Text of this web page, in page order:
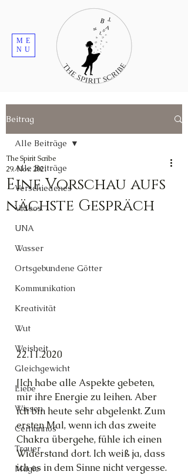
ME
NU
Beitrag
Alle Beiträge
Verschiedenes
Videos
UNA
Wasser
Ortsgebundene Götter
Kommunikation
Kreativität
Wut
Weisheit
Gleichgewicht
Liebe
Wissen
Cernunnos
Trauer
Magie
Alle Beiträge
Eine Vorschau aufs
nächste Gespräch
The Spirit Scribe
29. Nov. 2021
22.11.2020
[Ich habe alle Aspekte gebeten,
mir ihre Energie zu leihen. Aber
ich bin heute sehr abgelenkt. Zum
ersten Mal, wenn ich das zweite
Chakra übergehe, fühle ich einen
Widerstand dort. Ich weiß ja, dass
ich es in dem Sinne nicht vergesse.